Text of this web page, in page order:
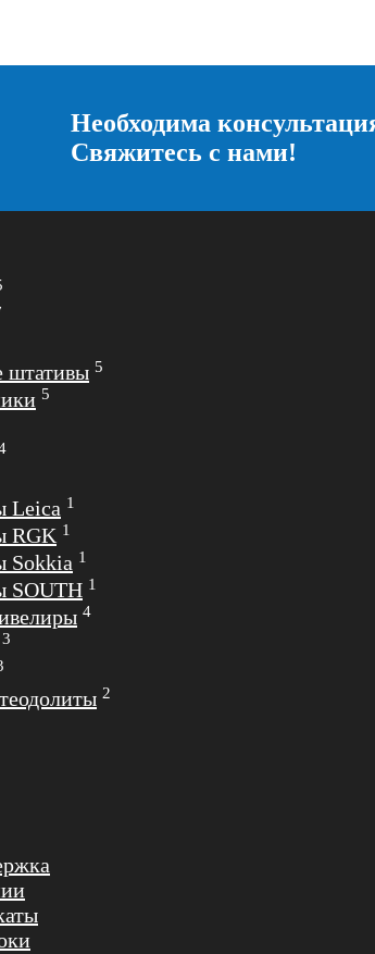
Необходима
Свяжитесь с нами!
штативы 5
5
Leica 1
RGK 1
Sokkia 1
SOUTH 1
4
3
2